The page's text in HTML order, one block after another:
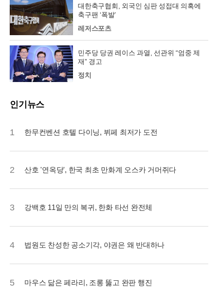
대한축구협회, 외국인 심판 성접대 의혹에
축구팬 ‘폭발’
레저스포츠
민주당 당권 레이스 과열, 선관위 “엄중 제
재” 경고
정치
인기뉴스
1 한무컨벤션 호텔 다이닝, 뷔페 최저가 도전
2 산호 '연옥당', 한국 최초 만화계 오스카 거머쥐다
3 강백호 11일 만의 복귀, 한화 타선 완전체
4 법원도 찬성한 공소기각, 야권은 왜 반대하나
5 마우스 닮은 페라리, 조롱 뚫고 완판 행진